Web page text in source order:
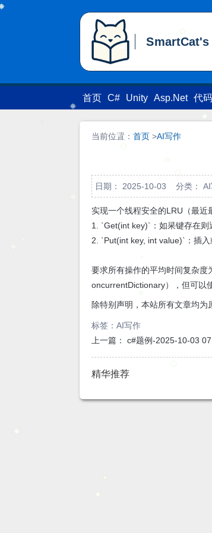
SmartCat's Blog
首页 C# Unity Asp.Net 代
当前位置：首页 >AI写作
日期： 2025-10-03 分类：
实现一个线程安全的LRU（最近
1. `Get(int key)`：如果键存在则
2. `Put(int key, int value)`：插
要求所有操作的平均时间复杂
oncurrentDictionary），但可以
除特别声明，本站所有文章均
标签：AI写作
上一篇：c#题例-2025-10-03
精华推荐